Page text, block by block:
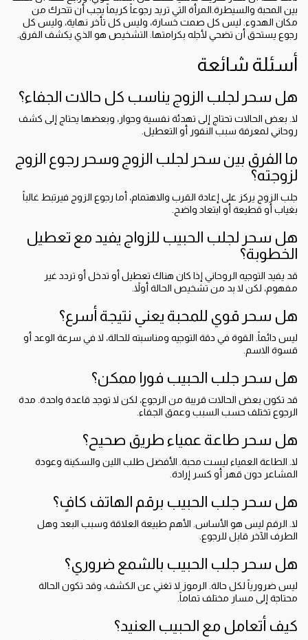
بين المحبة والسيطرة.المرأة التي تريد رجوعاً كريماً يجب أن تتحرك من
مكان الهدوء. ليس كل صمت خسارة، وليس كل تأخر نهاية، وليس كل
رجوع يستحق أن تضحي لأجله بكرامتها. التشخيص هو الذي يكشف الفرق.
أسئلة شائعة
هل سحر لجلب الزوج يناسب كل حالات الجفاء؟
لا. بعض الحالات تحتاج إلى تهدئة نفسية وحوار، وبعضها يحتاج إلى كشف
روحاني لمعرفة سبب النفور أو التعطيل.
ما الفرق بين سحر لجلب الزوج وسحر رجوع الزوج
لزوجته؟
جلب الزوج يركز على إعادة القرب والاهتمام، أما رجوع الزوج فيرتبط غالباً
بغياب أو قطيعة أو ابتعاد واضح.
هل سحر لجلب الحبيب للزواج يفيد مع تعطيل
الخطوبة؟
قد يفيد التوجيه الروحاني إذا كان هناك تعطيل أو تدخل أو تردد غير
مفهوم، لكن لا بد من تشخيص الحالة أولاً.
هل سحر قوي للمحبة يعني نتيجة أسرع؟
ليس دائماً. القوة في دقة التوجيه ومناسبته للحالة، لا في سرعة الوعد أو
قسوة الاسم.
هل سحر جلب الحبيب فورا ممكن؟
قد تكون بعض الحالات قريبة من الرجوع، لكن لا توجد قاعدة واحدة. مدة
الرجوع تختلف حسب السبب وعمق الجفاء.
هل سحر طاعة عمياء طريق صحيح؟
لا. الطاعة العمياء ليست محبة. الأفضل طلب اللين والسكينة وعودة
المشاعر دون قهر أو كسر إرادة.
هل سحر جلب الحبيب برقم الهاتف كافٍ؟
لا. الرقم ليس هو الأساس. الأهم طبيعة العلاقة وسبب البعد وهل
الطرف الآخر قابل للرجوع.
هل سحر جلب الحبيب بالشمع ضروري؟
ليس ضرورياً لكل حالة. الرموز لا تغني عن الكشف، وقد تكون الحالة
محتاجة إلى مسار مختلف تماماً.
كيف أتعامل مع الحبيب العنيد؟